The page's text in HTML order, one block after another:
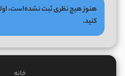
هنوز هیچ نظری ثبت نشده‌است،
کنید.